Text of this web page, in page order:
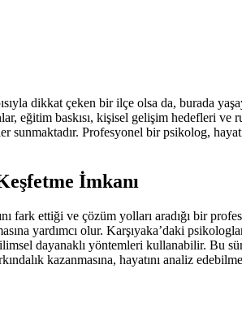
dikkat çeken bir ilçe olsa da, burada
eğitim baskısı, kişisel gelişim hedefleri
Profesyonel bir psikolog,
İmkanı
fark ettiği ve çözüm yolları aradığı bir
yardımcı olur. Karşıyaka’daki
dayanaklı yöntemleri kullanabilir. Bu
kazanmasına, hayatını analiz